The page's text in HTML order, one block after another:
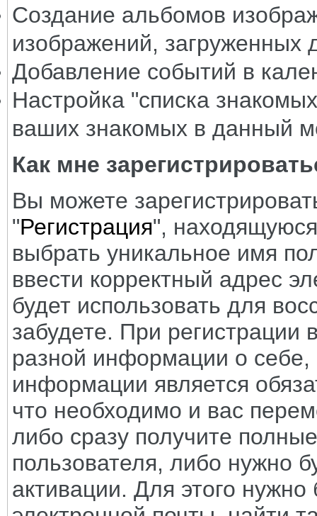
Создание альбомов
изображений, загруженных
Добавление событий в
Настройка "списка
ваших знакомых в данный
Как мне
Вы можете
"Регистрация",
выбрать уникальное имя
ввести корректный адрес
будет использовать для
забудете. При
разной информации о себе,
информации является
что необходимо и вас
либо сразу получите
пользователя, либо нужно
активации. Для этого